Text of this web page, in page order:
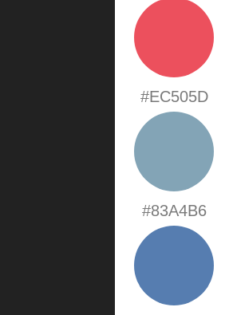
#EC505D
#83A4B6